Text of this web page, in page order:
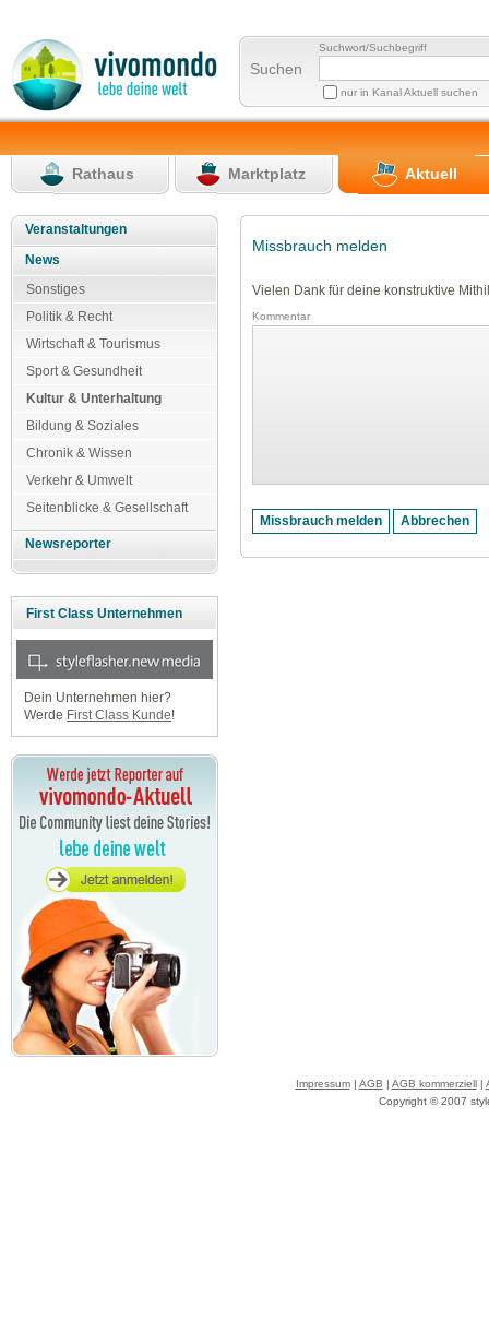
Suchen
Suchwort/Suchbegriff
nur in Kanal Aktuell suchen
Rathaus Marktplatz Aktuell
Veranstaltungen
News
Sonstiges
Politik & Recht
Wirtschaft & Tourismus
Sport & Gesundheit
Kultur & Unterhaltung
Bildung & Soziales
Chronik & Wissen
Verkehr & Umwelt
Seitenblicke & Gesellschaft
Newsreporter
First Class Unternehmen
Dein Unternehmen hier?
Werde First Class Kunde!
Missbrauch melden
Vielen Dank für deine konstruktive
Kommentar
Impressum| AGB | AGB kommerziell|
Copyright © 2007